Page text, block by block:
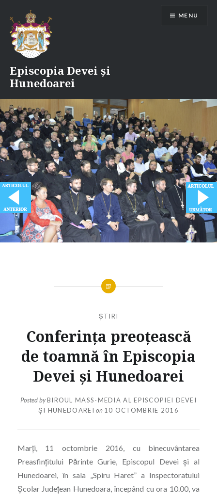
content
Episcopia Devei și
Hunedoarei
MENU
ȘTIRI
Conferința preoțească
de toamnă în Episcopia
Devei și Hunedoarei
Posted byBIROUL MASS-MEDIA AL EPISCOPIEI DEVEI
ȘI HUNEDOAREI on 10 OCTOMBRIE 2016
Marți, 11 octombrie 2016, cu binecuvântarea
Preasfințitului Părinte Gurie, Episcopul Devei și al
Hunedoarei, în sala „Spiru Haret” a Inspectoratului
Școlar Județean Hunedoara, începând cu ora 10.00, va